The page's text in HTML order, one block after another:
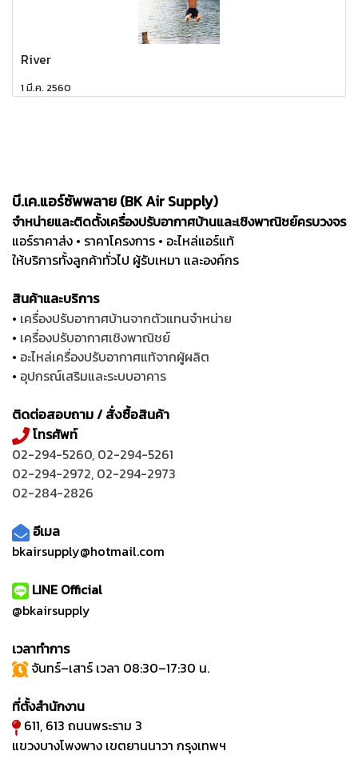
River
1 มี.ค. 2560
บี.เค.แอร์ซัพพลาย (BK Air Supply)
จำหน่ายและติดตั้งเครื่องปรับอากาศบ้านและเชิงพาณิชย์ครบวงจร
แอร์ราคาส่ง • ราคาโครงการ • อะไหล่แอร์แท้
ให้บริการทั้งลูกค้าทั่วไป ผู้รับเหมา และองค์กร
สินค้าและบริการ
• เครื่องปรับอากาศบ้านจากตัวแทนจำหน่าย
• เครื่องปรับอากาศเชิงพาณิชย์
• อะไหล่เครื่องปรับอากาศแท้จากผู้ผลิต
• อุปกรณ์เสริมและระบบอาคาร
ติดต่อสอบถาม / สั่งซื้อสินค้า
โทรศัพท์
02-294-5260, 02-294-5261
02-294-2972, 02-294-2973
02-284-2826
อีเมล
bkairsupply@hotmail.com
LINE Official
@bkairsupply
เวลาทำการ
จันทร์–เสาร์ เวลา 08:30–17:30 น.
ที่ตั้งสำนักงาน
611, 613 ถนนพระราม 3
แขวงบางโพงพาง เขตยานนาวา กรุงเทพฯ